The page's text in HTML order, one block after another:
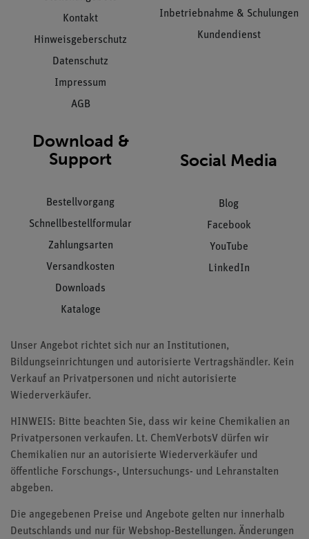
Kontakt
Hinweisgeberschutz
Datenschutz
Impressum
AGB
Inbetriebnahme & Schulungen
Kundendienst
Download &
Support
Bestellvorgang
Schnellbestellformular
Zahlungsarten
Versandkosten
Downloads
Kataloge
Social Media
Blog
Facebook
YouTube
LinkedIn
Unser Angebot richtet sich nur an Institutionen,
Bildungseinrichtungen und autorisierte Vertragshändler. Kein
Verkauf an Privatpersonen und nicht autorisierte
Wiederverkäufer.
HINWEIS: Bitte beachten Sie, dass wir keine Chemikalien an
Privatpersonen verkaufen. Lt. ChemVerbotsV dürfen wir
Chemikalien nur an autorisierte Wiederverkäufer und
öffentliche Forschungs-, Untersuchungs- und Lehranstalten
abgeben.
Die angegebenen Preise und Angebote gelten nur innerhalb
Deutschlands und nur für Webshop-Bestellungen. Änderungen